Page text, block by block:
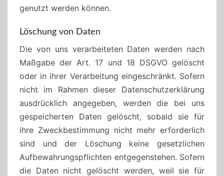
genutzt werden können.
Löschung von Daten
Die von uns verarbeiteten Daten werden nach
Maßgabe der Art. 17 und 18 DSGVO gelöscht
oder in ihrer Verarbeitung eingeschränkt. Sofern
nicht im Rahmen dieser Datenschutzerklärung
ausdrücklich angegeben, werden die bei uns
gespeicherten Daten gelöscht, sobald sie für
ihre Zweckbestimmung nicht mehr erforderlich
sind und der Löschung keine gesetzlichen
Aufbewahrungspflichten entgegenstehen. Sofern
die Daten nicht gelöscht werden, weil sie für